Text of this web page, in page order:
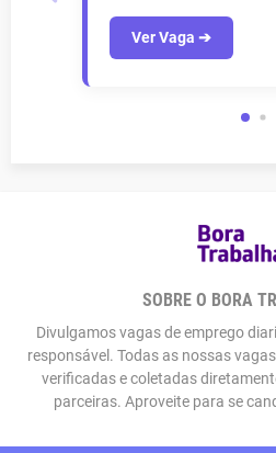
Ver Vaga ➔
SOBRE O BORA
Divulgamos vagas de emprego
responsável. Todas as nossas
verificadas e coletadas
parceiras. Aproveite para se